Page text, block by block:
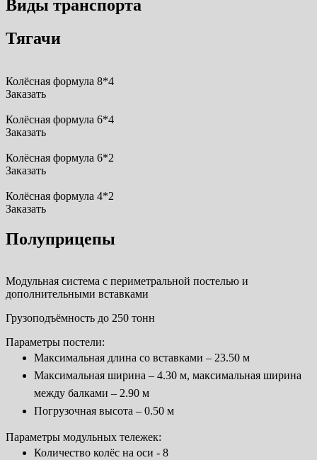
Виды транспорта
Тягачи
Колёсная формула 8*4
Заказать
Колёсная формула 6*4
Заказать
Колёсная формула 6*2
Заказать
Колёсная формула 4*2
Заказать
Полуприцепы
Модульная система с периметральной постелью и
дополнительными вставками
Грузоподъёмность до 250 тонн
Параметры постели:
Максимальная длина со вставками – 23.50 м
Максимальная ширина – 4.30 м, максимальная ширина
между балками – 2.90 м
Погрузочная высота – 0.50 м
Параметры модульных тележек:
Количество колёс на оси - 8